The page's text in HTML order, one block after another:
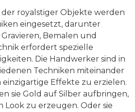
royalstiger Objekte werden
eingesetzt, darunter
Bemalen und
erfordert spezielle
Die Handwerker sind in
Techniken miteinander
Effekte zu erzielen.
sie Gold auf Silber aufbringen,
Look zu erzeugen. Oder sie